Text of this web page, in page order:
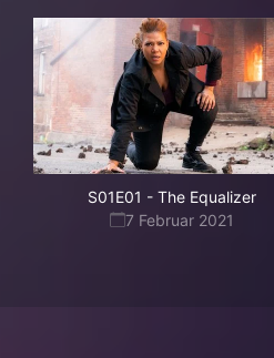
S01E01 - The Equalizer
7 Februar 2021